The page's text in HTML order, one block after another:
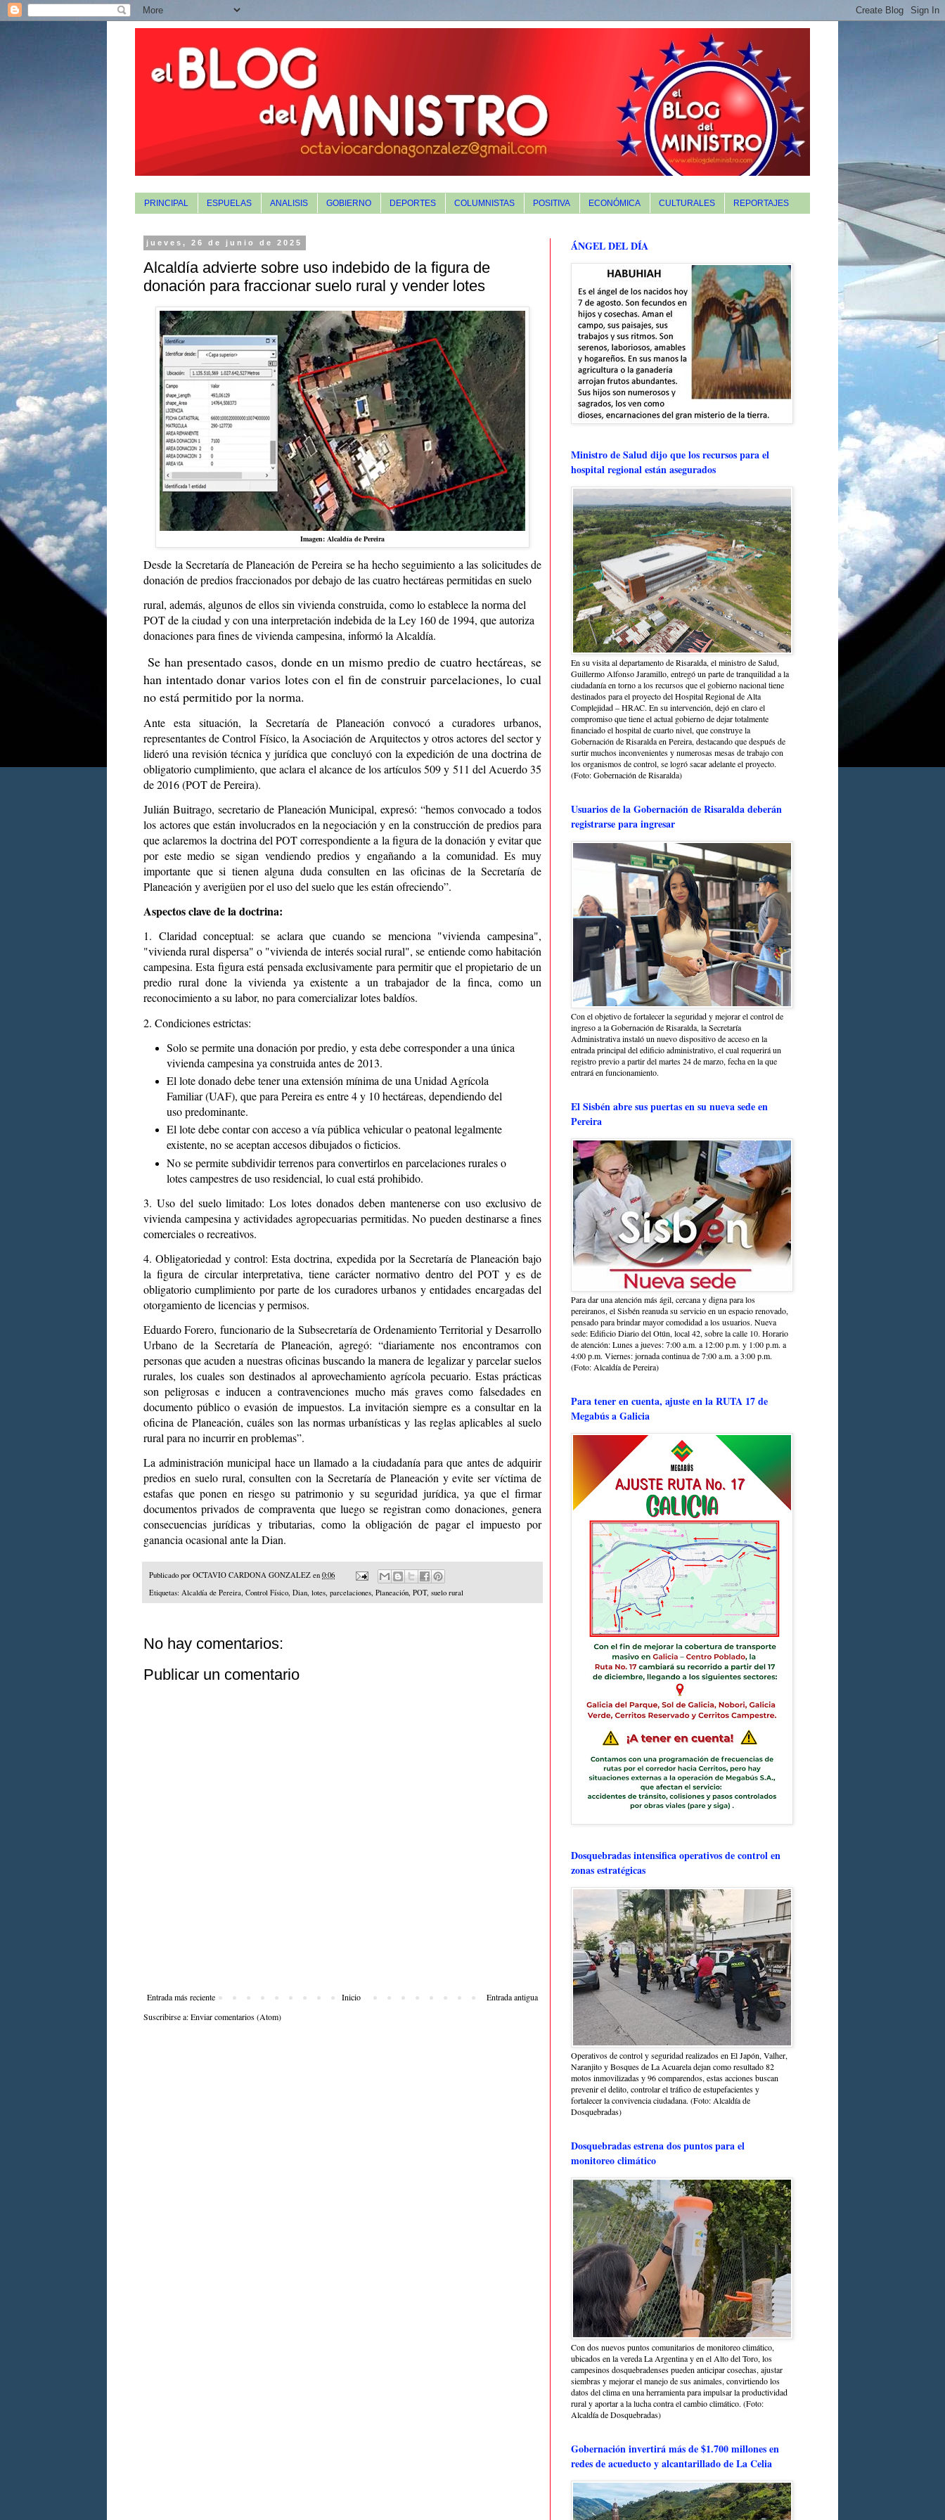
PRINCIPAL ESPUELAS ANALISIS GOBIERNO DEPORTES COLUMNISTAS POSITIVA ECONÓMICA CULTURALES REPORTAJES
jueves, 26 de junio de 2025
Alcaldía advierte sobre uso indebido de la figura de
donación para fraccionar suelo rural y vender lotes
Imagen: Alcaldía de Pereira
Desde la Secretaría de Planeación de Pereira se ha hecho seguimiento a las solicitudes de
donación de predios fraccionados por debajo de las cuatro hectáreas permitidas en suelo
rural, además, algunos de ellos sin vivienda construida, como lo establece la norma del
POT de la ciudad y con una interpretación indebida de la Ley 160 de 1994, que autoriza
donaciones para fines de vivienda campesina, informó la Alcaldía.
Se han presentado casos, donde en un mismo predio de cuatro hectáreas, se
han intentado donar varios lotes con el fin de construir parcelaciones, lo cual
no está permitido por la norma.
Ante esta situación, la Secretaría de Planeación convocó a curadores urbanos,
representantes de Control Físico, la Asociación de Arquitectos y otros actores del sector y
lideró una revisión técnica y jurídica que concluyó con la expedición de una doctrina de
obligatorio cumplimiento, que aclara el alcance de los artículos 509 y 511 del Acuerdo 35
de 2016 (POT de Pereira).
Julián Buitrago, secretario de Planeación Municipal, expresó: “hemos convocado a todos
los actores que están involucrados en la negociación y en la construcción de predios para
que aclaremos la doctrina del POT correspondiente a la figura de la donación y evitar que
por este medio se sigan vendiendo predios y engañando a la comunidad. Es muy
importante que si tienen alguna duda consulten en las oficinas de la Secretaría de
Planeación y averigüen por el uso del suelo que les están ofreciendo”.
Aspectos clave de la doctrina:
1. Claridad conceptual: se aclara que cuando se menciona "vivienda campesina",
"vivienda rural dispersa" o "vivienda de interés social rural", se entiende como habitación
campesina. Esta figura está pensada exclusivamente para permitir que el propietario de un
predio rural done la vivienda ya existente a un trabajador de la finca, como un
reconocimiento a su labor, no para comercializar lotes baldíos.
2. Condiciones estrictas:
Solo se permite una donación por predio, y esta debe corresponder a una única
vivienda campesina ya construida antes de 2013.
El lote donado debe tener una extensión mínima de una Unidad Agrícola
Familiar (UAF), que para Pereira es entre 4 y 10 hectáreas, dependiendo del
uso predominante.
El lote debe contar con acceso a vía pública vehicular o peatonal legalmente
existente, no se aceptan accesos dibujados o ficticios.
No se permite subdividir terrenos para convertirlos en parcelaciones rurales o
lotes campestres de uso residencial, lo cual está prohibido.
3. Uso del suelo limitado: Los lotes donados deben mantenerse con uso exclusivo de
vivienda campesina y actividades agropecuarias permitidas. No pueden destinarse a fines
comerciales o recreativos.
4. Obligatoriedad y control: Esta doctrina, expedida por la Secretaría de Planeación bajo
la figura de circular interpretativa, tiene carácter normativo dentro del POT y es de
obligatorio cumplimiento por parte de los curadores urbanos y entidades encargadas del
otorgamiento de licencias y permisos.
Eduardo Forero, funcionario de la Subsecretaría de Ordenamiento Territorial y Desarrollo
Urbano de la Secretaría de Planeación, agregó: “diariamente nos encontramos con
personas que acuden a nuestras oficinas buscando la manera de legalizar y parcelar suelos
rurales, los cuales son destinados al aprovechamiento agrícola pecuario. Estas prácticas
son peligrosas e inducen a contravenciones mucho más graves como falsedades en
documento público o evasión de impuestos. La invitación siempre es a consultar en la
oficina de Planeación, cuáles son las normas urbanísticas y las reglas aplicables al suelo
rural para no incurrir en problemas”.
La administración municipal hace un llamado a la ciudadanía para que antes de adquirir
predios en suelo rural, consulten con la Secretaría de Planeación y evite ser víctima de
estafas que ponen en riesgo su patrimonio y su seguridad jurídica, ya que el firmar
documentos privados de compraventa que luego se registran como donaciones, genera
consecuencias jurídicas y tributarias, como la obligación de pagar el impuesto por
ganancia ocasional ante la Dian.
Publicado por OCTAVIO CARDONA GONZALEZ en 0:06
Etiquetas: Alcaldía de Pereira Control Físico Dian lotes parcelaciones Planeación POT, suelo rural
No hay comentarios:
Publicar un comentario
Entrada más reciente Entrada antigua
Inicio
Suscribirse a:Enviar comentarios (Atom)
ÁNGEL DEL DÍA
Ministro de Salud dijo que los recursos para el
hospital regional están asegurados
En su visita al departamento de Risaralda, el ministro de Salud,
Guillermo Alfonso Jaramillo, entregó un parte de tranquilidad a la
ciudadanía en torno a los recursos que el gobierno nacional tiene
destinados para el proyecto del Hospital Regional de Alta
Complejidad – HRAC. En su intervención, dejó en claro el
compromiso que tiene el actual gobierno de dejar totalmente
financiado el hospital de cuarto nivel, que construye la
Gobernación de Risaralda en Pereira, destacando que después de
surtir muchos inconvenientes y numerosas mesas de trabajo con
los organismos de control, se logró sacar adelante el proyecto.
(Foto: Gobernación de Risaralda)
Usuarios de la Gobernación de Risaralda deberán
registrarse para ingresar
Con el objetivo de fortalecer la seguridad y mejorar el control de
ingreso a la Gobernación de Risaralda, la Secretaría
Administrativa instaló un nuevo dispositivo de acceso en la
entrada principal del edificio administrativo, el cual requerirá un
registro previo a partir del martes 24 de marzo, fecha en la que
entrará en funcionamiento.
El Sisbén abre sus puertas en su nueva sede en
Pereira
Para dar una atención más ágil, cercana y digna para los
pereiranos, el Sisbén reanuda su servicio en un espacio renovado,
pensado para brindar mayor comodidad a los usuarios. Nueva
sede: Edificio Diario del Otún, local 42, sobre la calle 10. Horario
de atención: Lunes a jueves: 7:00 a.m. a 12:00 p.m. y 1:00 p.m. a
4:00 p.m. Viernes: jornada continua de 7:00 a.m. a 3:00 p.m.
(Foto: Alcaldía de Pereira)
Para tener en cuenta, ajuste en la RUTA 17 de
Megabús a Galicia
Dosquebradas intensifica operativos de control en
zonas estratégicas
Operativos de control y seguridad realizados en El Japón, Valher,
Naranjito y Bosques de La Acuarela dejan como resultado 82
motos inmovilizadas y 96 comparendos, estas acciones buscan
prevenir el delito, controlar el tráfico de estupefacientes y
fortalecer la convivencia ciudadana. (Foto: Alcaldía de
Dosquebradas)
Dosquebradas estrena dos puntos para el
monitoreo climático
Con dos nuevos puntos comunitarios de monitoreo climático,
ubicados en la vereda La Argentina y en el Alto del Toro, los
campesinos dosquebradenses pueden anticipar cosechas, ajustar
siembras y mejorar el manejo de sus animales, convirtiendo los
datos del clima en una herramienta para impulsar la productividad
rural y aportar a la lucha contra el cambio climático. (Foto:
Alcaldía de Dosquebradas)
Gobernación invertirá más de $1.700 millones en
redes de acueducto y alcantarillado de La Celia